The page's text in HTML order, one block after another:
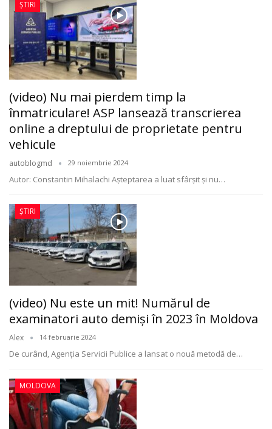
ȘTIRI
(video) Nu mai pierdem timp la
înmatriculare! ASP lansează transcrierea
online a dreptului de proprietate pentru
vehicule
autoblogmd 29 noiembrie 2024
Autor: Constantin Mihalachi Așteptarea a luat sfârșit și nu…
ȘTIRI
(video) Nu este un mit! Numărul de
examinatori auto demiși în 2023 în Moldova
Alex 14 februarie 2024
De curând, Agenția Servicii Publice a lansat o nouă metodă de…
MOLDOVA